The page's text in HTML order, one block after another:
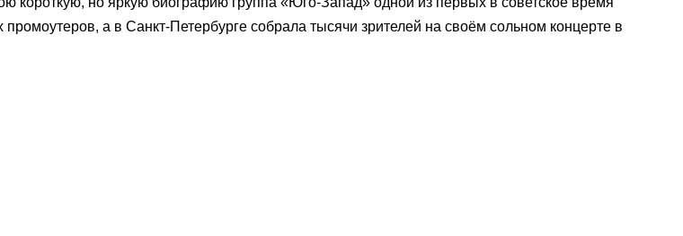
а в Санкт-Петербурге собрала тысячи зрителей на своём сольном концерте в